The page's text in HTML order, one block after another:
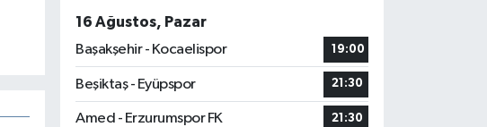
16 Ağustos, Pazar
Başakşehir - Kocaelispor
19:00
Beşiktaş - Eyüpspor 21:30
Amed - Erzurumspor FK 21:30